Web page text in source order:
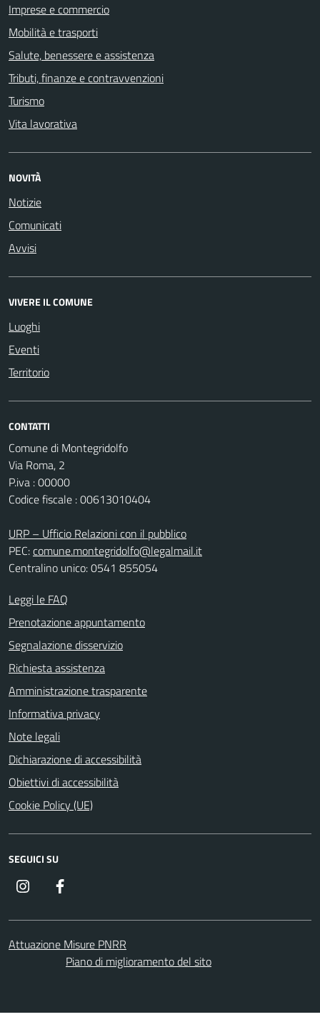
Imprese e commercio
Mobilità e trasporti
Salute, benessere e assistenza
Tributi, finanze e contravvenzioni
Turismo
Vita lavorativa
NOVITÀ
Notizie
Comunicati
Avvisi
VIVERE IL COMUNE
Luoghi
Eventi
Territorio
CONTATTI
Comune di Montegridolfo
Via Roma, 2
P.iva : 00000
Codice fiscale : 00613010404
URP – Ufficio Relazioni con il pubblico
PEC:comune.montegridolfo@legalmail.it
Centralino unico: 0541 855054
Leggi le FAQ
Prenotazione appuntamento
Segnalazione disservizio
Richiesta assistenza
Amministrazione trasparente
Informativa privacy
Note legali
Dichiarazione di accessibilità
Obiettivi di accessibilità
Cookie Policy (UE)
SEGUICI SU
Instagram
Attuazione Misure PNRR
Piano di miglioramento del sito